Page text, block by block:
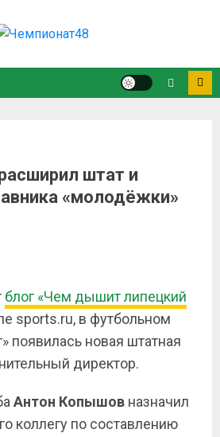
штат и
«молодёжки»
блог «Чем дышит липецкий
sports.ru, в футбольном
появилась новая штатная
директор.
Антон Копышов назначил
коллегу по составлению